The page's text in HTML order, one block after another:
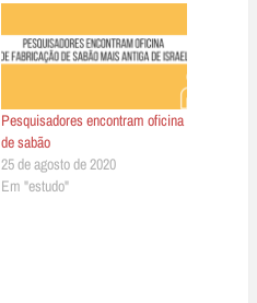
Pesquisadores encontram oficina
de sabão
25 de agosto de 2020
Em "estudo"